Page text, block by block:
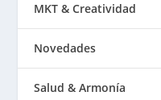
MKT & Creatividad
Novedades
Salud & Armonía